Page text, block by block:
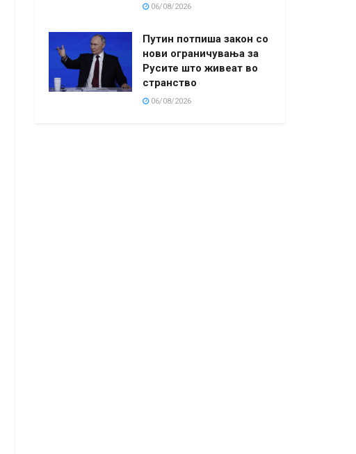
06/08/2026
Путин потпиша закон со
нови ограничувања за
Русите што живеат во
странство
06/08/2026